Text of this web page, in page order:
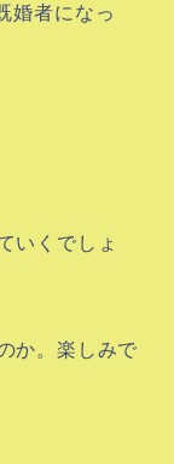
婚者になっ
いくでしょ
か。楽しみで